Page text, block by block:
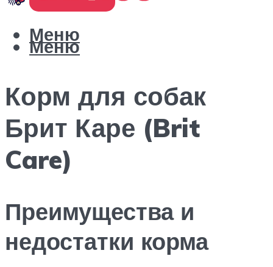
Меню
Меню
Корм для собак
Брит Каре (Brit
Care)
Преимущества и
недостатки корма